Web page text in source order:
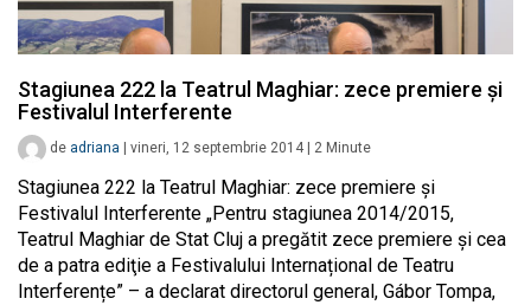
Stagiunea 222 la Teatrul Maghiar: zece premiere și
Festivalul Interferente
de adriana vineri, 12 septembrie 2014 2 Minute
Stagiunea 222 la Teatrul Maghiar: zece premiere și
Festivalul Interferente „Pentru stagiunea 2014/2015,
Teatrul Maghiar de Stat Cluj a pregătit zece premiere şi cea
de a patra ediţie a Festivalului Internațional de Teatru
Interferențe” – a declarat directorul general, Gábor Tompa,